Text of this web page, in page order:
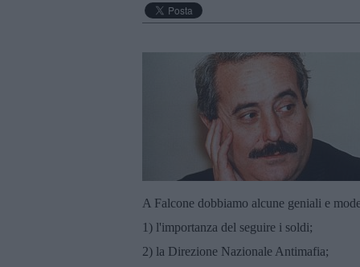
A Falcone dobbiamo alcune geniali e
1) l'importanza del seguire i soldi;
2) la Direzione Nazionale Antimafia;